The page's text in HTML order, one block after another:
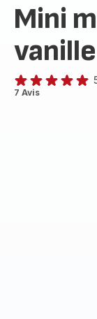
Mini
vanille
Avis
7 Avis